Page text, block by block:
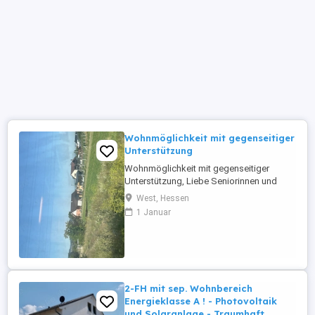
Wohnmöglichkeit mit gegenseitiger
Unterstützung
Wohnmöglichkeit mit gegenseitiger
Unterstützung, Liebe Seniorinnen und
Senioren, liebe Familien, ich bin eine
zuverlässige, herzliche und hilfsbereite
alleinerziehende Mutter von zwei
Menschen ...
West, Hessen
1 Januar
2-FH mit sep. Wohnbereich
Energieklasse A ! - Photovoltaik